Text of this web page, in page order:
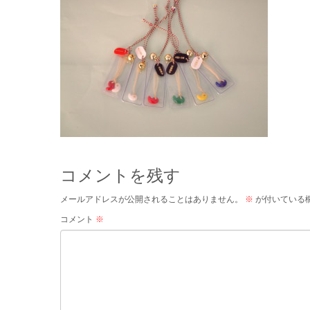
コメントを残す
メールアドレスが公開されることはありません。 ※ が付いている
コメント ※